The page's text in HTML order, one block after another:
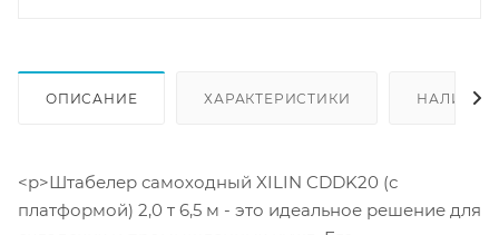
ОПИСАНИЕ ХАРАКТЕРИСТИКИ
<p>Штабелер самоходный XILIN CDDK20 (с
платформой) 2,0 т 6,5 м - это идеальное решение для